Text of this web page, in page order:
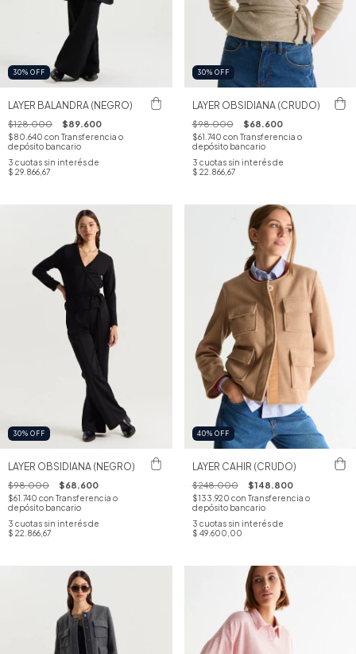
30% OFF
LAYER BALANDRA (NEGRO)
$128.000 $89.600
$80.640 con Transferencia o
depósito bancario
3 cuotas sin interés de
$ 29.866,67
30% OFF
LAYER OBSIDIANA (CRUDO)
$98.000 $68.600
$61.740 con Transferencia o
depósito bancario
3 cuotas sin interés de
$ 22.866,67
30% OFF
LAYER OBSIDIANA (NEGRO)
$98.000 $68.600
$61.740 con Transferencia o
depósito bancario
3 cuotas sin interés de
$ 22.866,67
40% OFF
LAYER CAHIR (CRUDO)
$248.000 $148.800
$133.920 con Transferencia o
depósito bancario
3 cuotas sin interés de
$ 49.600,00